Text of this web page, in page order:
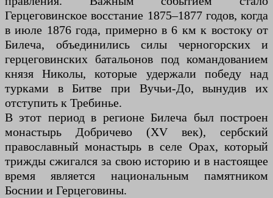
Герцеговинское восстание 1875–1877 годов, когда
в июле 1876 года, примерно в 6 км к востоку от
Билеча, объединились силы черногорских и
герцеговинских батальонов под командованием
князя Николы, которые удержали победу над
турками в Битве при Вучьи-До, вынудив их
отступить к Требинье.
В этот период в регионе Билеча был построен
монастырь Добричево (XV век), сербский
православный монастырь в селе Орах, который
трижды сжигался за свою историю и в настоящее
время является национальным памятником
Боснии и Герцеговины.